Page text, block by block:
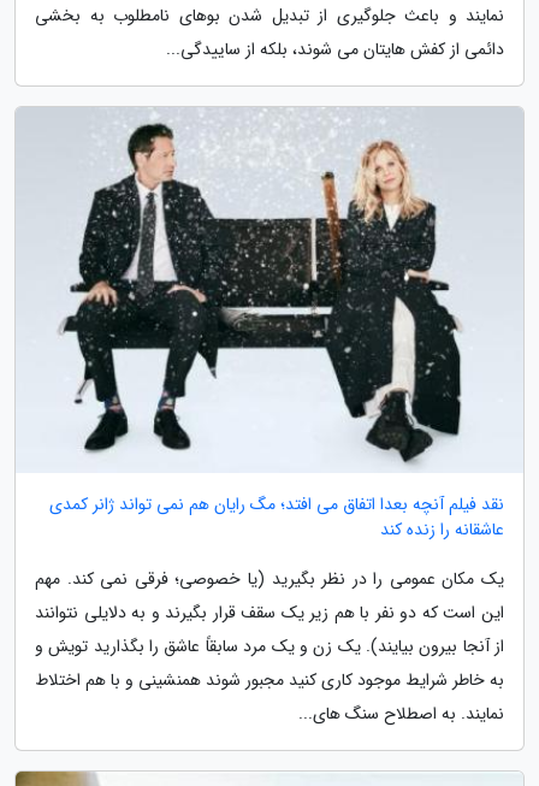
نمایند و باعث جلوگیری از تبدیل شدن بوهای نامطلوب به بخشی
دائمی از کفش هایتان می شوند، بلکه از ساییدگی...
نقد فیلم آنچه بعدا اتفاق می افتد؛ مگ رایان هم نمی تواند ژانر کمدی
عاشقانه را زنده کند
یک مکان عمومی را در نظر بگیرید (یا خصوصی؛ فرقی نمی کند. مهم
این است که دو نفر با هم زیر یک سقف قرار بگیرند و به دلایلی نتوانند
از آنجا بیرون بیایند). یک زن و یک مرد سابقاً عاشق را بگذارید تویش و
به خاطر شرایط موجود کاری کنید مجبور شوند همنشینی و با هم اختلاط
نمایند. به اصطلاح سنگ های...